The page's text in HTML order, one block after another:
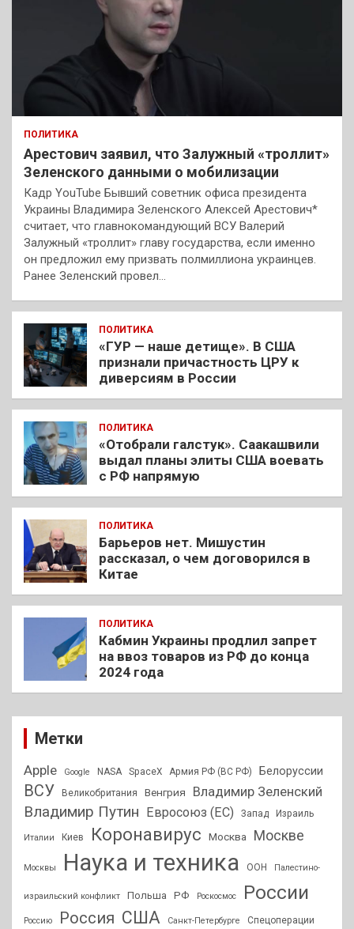
ПОЛИТИКА
Арестович заявил, что Залужный «троллит»
Зеленского данными о мобилизации
Кадр YouTube Бывший советник офиса президента
Украины Владимира Зеленского Алексей Арестович*
считает, что главнокомандующий ВСУ Валерий
Залужный «троллит» главу государства, если именно
он предложил ему призвать полмиллиона украинцев.
Ранее Зеленский провел…
ПОЛИТИКА
«ГУР — наше детище». В США
признали причастность ЦРУ к
диверсиям в России
ПОЛИТИКА
«Отобрали галстук». Саакашвили
выдал планы элиты США воевать
с РФ напрямую
ПОЛИТИКА
Барьеров нет. Мишустин
рассказал, о чем договорился в
Китае
ПОЛИТИКА
Кабмин Украины продлил запрет
на ввоз товаров из РФ до конца
2024 года
Метки
Apple Google NASA SpaceX Армия РФ (ВС РФ) Белоруссии
ВСУ Великобритания Венгрия Владимир Зеленский
Владимир Путин Евросоюз (ЕС) Запад Израиль
Италии Киев Коронавирус Москва Москве
Москвы Наука и техника ООН Палестино-
израильский конфликт Польша РФ Роскосмос России
Россию Россия США Санкт-Петербурге Спецоперации